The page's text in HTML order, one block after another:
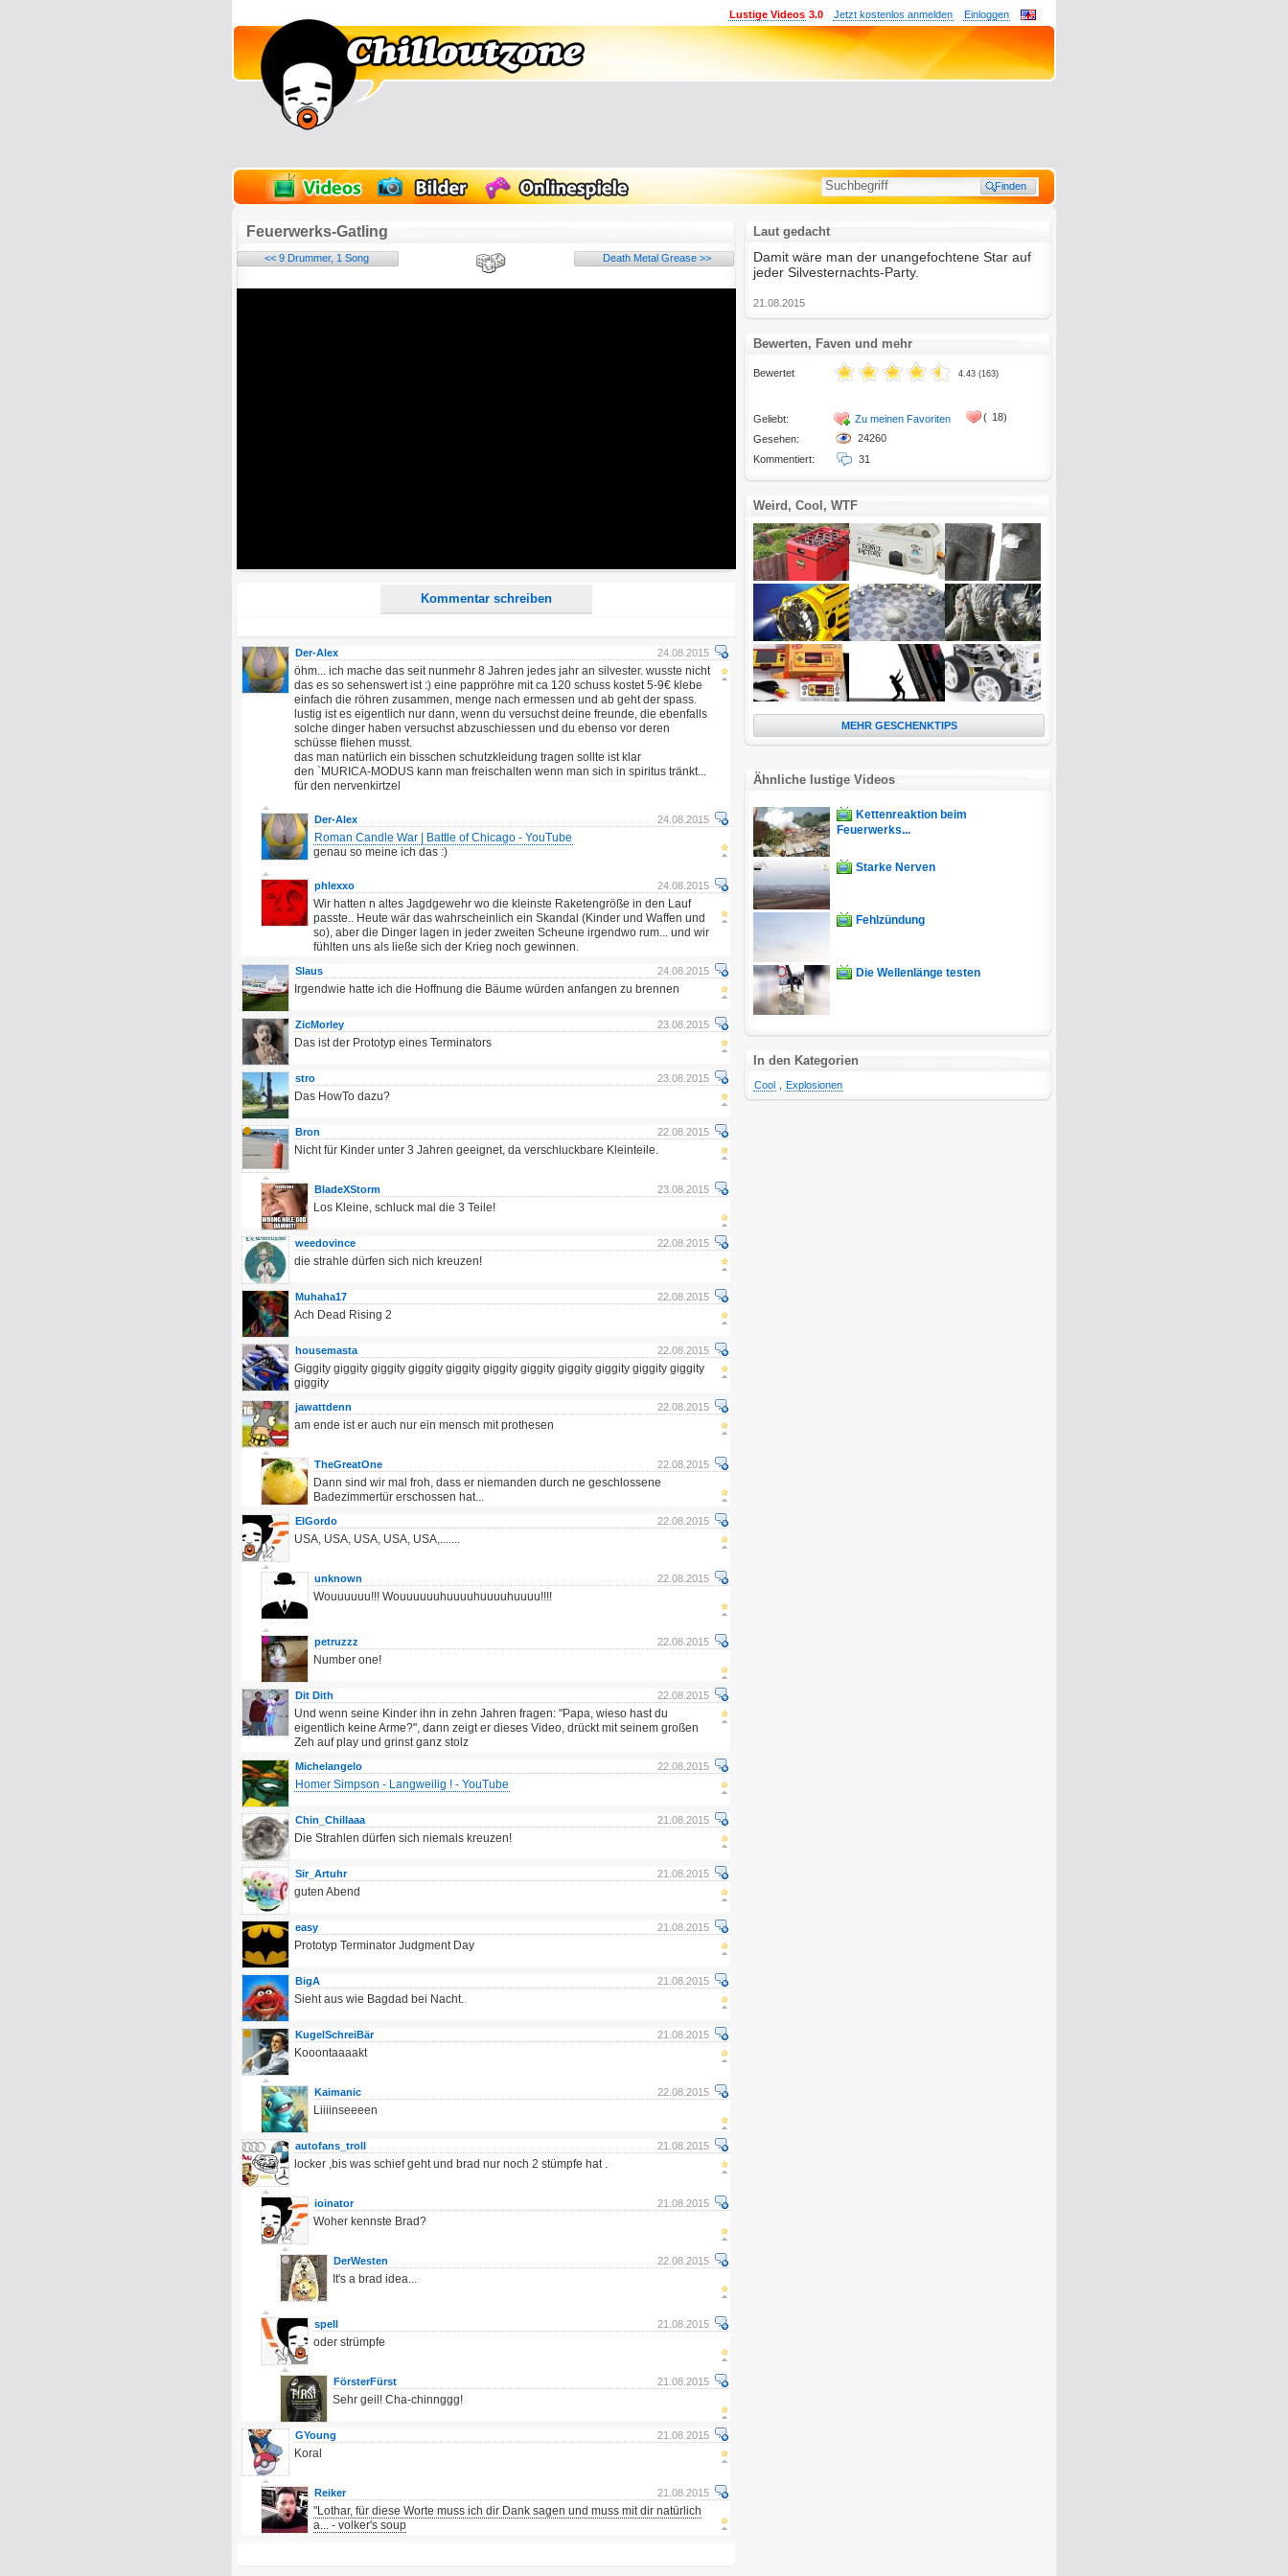
Einloggen
Jetzt kostenlos anmelden
Lustige Videos 3.0
Feuerwerks-Gatling
<< 9 Drummer, 1 Song Death Metal Grease >>
Kommentar schreiben
24.08.2015
Der-Alex
öhm... ich mache das seit nunmehr 8 Jahren jedes jahr an silvester. wusste nicht
das es so sehenswert ist :) eine pappröhre mit ca 120 schuss kostet 5-9€ klebe
einfach die röhren zusammen, menge nach ermessen und ab geht der spass.
lustig ist es eigentlich nur dann, wenn du versuchst deine freunde, die ebenfalls
solche dinger haben versuchst abzuschiessen und du ebenso vor deren
schüsse fliehen musst.
das man natürlich ein bisschen schutzkleidung tragen sollte ist klar
den `MURICA-MODUS kann man freischalten wenn man sich in spiritus tränkt...
für den nervenkirtzel
24.08.2015
Der-Alex
Roman Candle War | Battle of Chicago - YouTube
genau so meine ich das :)
24.08.2015
phlexxo
Wir hatten n altes Jagdgewehr wo die kleinste Raketengröße in den Lauf
passte.. Heute wär das wahrscheinlich ein Skandal (Kinder und Waffen und
so), aber die Dinger lagen in jeder zweiten Scheune irgendwo rum... und wir
fühlten uns als ließe sich der Krieg noch gewinnen.
24.08.2015
Slaus
Irgendwie hatte ich die Hoffnung die Bäume würden anfangen zu brennen
23.08.2015
ZicMorley
Das ist der Prototyp eines Terminators
23.08.2015
stro
Das HowTo dazu?
22.08.2015
Bron
Nicht für Kinder unter 3 Jahren geeignet, da verschluckbare Kleinteile.
23.08.2015
BladeXStorm
Los Kleine, schluck mal die 3 Teile!
22.08.2015
weedovince
die strahle dürfen sich nich kreuzen!
22.08.2015
Muhaha17
Ach Dead Rising 2
22.08.2015
housemasta
Giggity giggity giggity giggity giggity giggity giggity giggity giggity giggity giggity
giggity
22.08.2015
jawattdenn
am ende ist er auch nur ein mensch mit prothesen
22.08.2015
TheGreatOne
Dann sind wir mal froh, dass er niemanden durch ne geschlossene
Badezimmertür erschossen hat...
22.08.2015
ElGordo
USA, USA, USA, USA, USA,.......
22.08.2015
unknown
Wouuuuuu!!! Wouuuuuuhuuuuhuuuuhuuuu!!!!
22.08.2015
petruzzz
Number one!
22.08.2015
Dit Dith
Und wenn seine Kinder ihn in zehn Jahren fragen: "Papa, wieso hast du
eigentlich keine Arme?", dann zeigt er dieses Video, drückt mit seinem großen
Zeh auf play und grinst ganz stolz
22.08.2015
Michelangelo
Homer Simpson - Langweilig ! - YouTube
21.08.2015
Chin_Chillaaa
Die Strahlen dürfen sich niemals kreuzen!
21.08.2015
Sir_Artuhr
guten Abend
21.08.2015
easy
Prototyp Terminator Judgment Day
21.08.2015
BigA
Sieht aus wie Bagdad bei Nacht.
21.08.2015
KugelSchreiBär
Kooontaaaakt
22.08.2015
Kaimanic
Liiiinseeeen
21.08.2015
autofans_troll
locker ,bis was schief geht und brad nur noch 2 stümpfe hat .
21.08.2015
ioinator
Woher kennste Brad?
22.08.2015
DerWesten
It's a brad idea...
21.08.2015
spell
oder strümpfe
21.08.2015
FörsterFürst
Sehr geil! Cha-chinnggg!
21.08.2015
GYoung
Koral
21.08.2015
Reiker
"Lothar, für diese Worte muss ich dir Dank sagen und muss mit dir natürlich
a... - volker's soup
Laut gedacht
Damit wäre man der unangefochtene Star auf
jeder Silvesternachts-Party.
21.08.2015
Bewerten, Faven und mehr
Bewertet
Geliebt:
Gesehen:
Kommentiert:
4.43 (163)
Zu meinen Favoriten
24260
31
( 18)
Weird, Cool, WTF
MEHR GESCHENKTIPS
Ähnliche lustige Videos
Kettenreaktion beim
Feuerwerks...
Starke Nerven
Fehlzündung
Die Wellenlänge testen
In den Kategorien
Cool Explosionen